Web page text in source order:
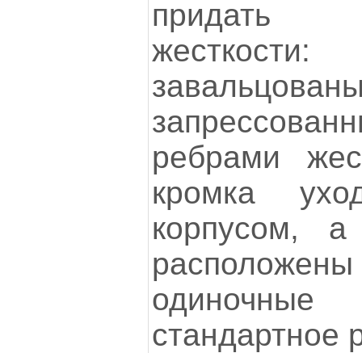
придать
ребрами
кромка
корпусом,
стандартное